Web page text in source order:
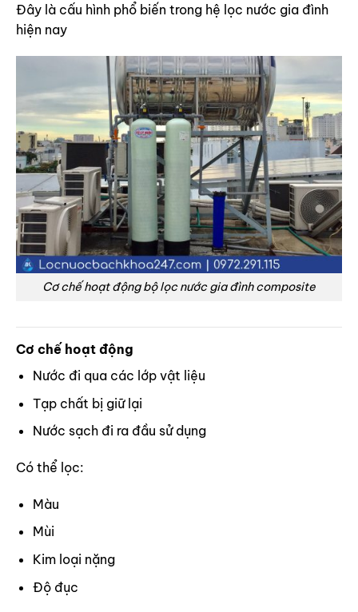
Đây là cấu hình phổ biến trong hệ lọc nước gia đình
hiện nay
Cơ chế hoạt động bộ lọc nước gia đình composite
Cơ chế hoạt động
Nước đi qua các lớp vật liệu
Tạp chất bị giữ lại
Nước sạch đi ra đầu sử dụng
Có thể lọc:
Màu
Mùi
Kim loại nặng
Độ đục